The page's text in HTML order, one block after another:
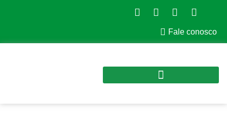
Fale conosco